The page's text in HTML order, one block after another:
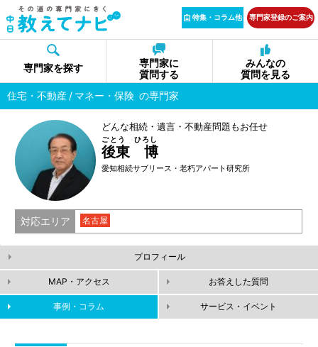
特集・コラム他 専門家登録のご案内
専門家を探す
専門家に
質問する
みんなの
質問を見る
住宅・不動産
マネー・保険 の専門家
どんな相続・遺言・不動産問題もお任せ
後東 博
ごとう ひろし
愛知相続サブリース・老朽アパート研究所
対応エリア 名古屋
プロフィール
MAP・アクセス お答えした質問
事例・コラム サービス・イベント